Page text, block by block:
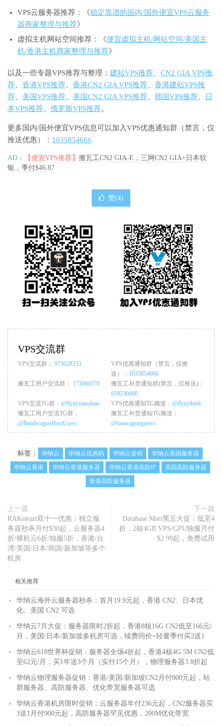
VPS云服务器推荐：《稳定靠谱的国内/国外便宜VPS云服务
器商家整理与推荐》
虚拟主机网站空间推荐：《便宜虚拟主机/网站空间/美国主
机/香港主机商家整理与推荐》
以及一些专题VPS推荐与整理： 建站VPS推荐
CN2 GIA VPS推
荐
香港VPS推荐 香港CN2 GIA VPS推荐
香港建站VPS推
荐
美国VPS推荐 美国CN2 GIA VPS推荐 韩国VPS推荐
日
本VPS推荐
俄罗斯VPS推荐。
更多国内/国外便宜VPS信息可以加入VPS优惠通知群（禁言，仅
推送优惠）： 1035854666
AD： 【便宜VPS推荐】 搬瓦工CN2 GIA-E，三网CN2 GIA+日本软
银，季付$46.87
赞(4)
VPS交流群
VPS交流群： 973028233
VPS优惠通知群（禁言，仅推
送）： 1035854666
搬瓦工用户交流群： 171060270
搬瓦工补货通知群(禁言，仅推送)：
659236660
VPS交流TG群： @flyzyxiaozhan VPS优惠通知TG频道： @flyzythink
搬瓦工用户交流TG群：
@BandwagonHostUsers
搬瓦工补货通知TG频道：
@banwagongnews
标签： 华纳云 华纳云优惠码 华纳云促销
华纳云美国服务器
华纳云香港
华纳云香港服务器 华纳云香港高防IP
美国高防服务器
香港高防服务器
上一篇
RAKsmart双十一优惠：独立服
务器秒杀月付$30起，云服务器4
折/裸机云6折/独服5折，香港/台
湾/美国/日本/韩国/新加坡等多个
机房
下一篇
Database Mart黑五大促：低至4
折，2核4GB VPS/GPU独服月付
$2.99起，免费试用
相关推荐
华纳云海外云服务器秒杀：首月19.9元起，香港 CN2、日本优
化、美国 CN2 可选
华纳云7月大促：服务器限时2折起，香港8核16G CN2低至166元/
月，美国/日本/新加坡多机房可选，续费同价+轻量季付买2送1
华纳云618世界杯促销：服务器全场4折起，香港4核4G 5M CN2低
至62元/月，买1年送3个月（实付15个月），物理服务器3.8折起
华纳云物理服务器促销：香港/美国/新加坡CN2月付800元起，站
群服务器、高防服务器、优化带宽服务器可选
华纳云香港机房限时促销：云服务器年付236元起，CN2服务器买
3送1月付900元起，高防服务器罕见优惠，200M优化带宽